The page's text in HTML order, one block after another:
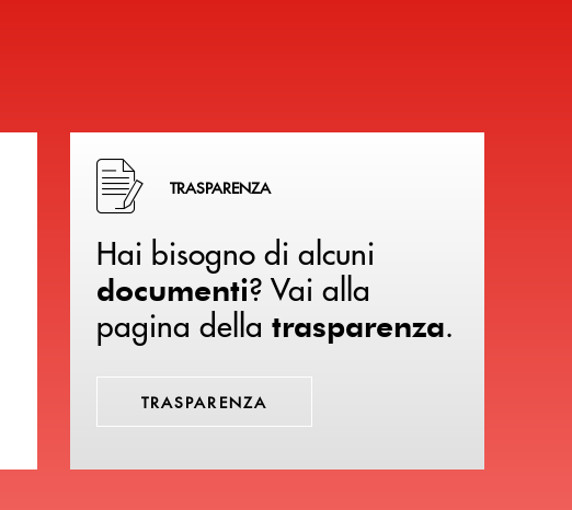
Hai bisogno di alcuni documenti ? Vai alla pagina della
TRASPARENZA
Hai bisogno di alcuni
documenti? Vai alla
pagina della trasparenza.
TRASPARENZA